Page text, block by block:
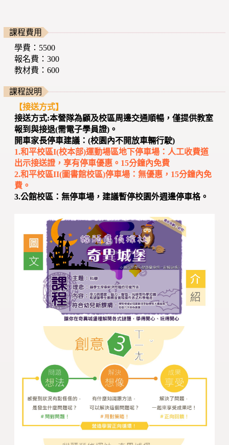
課程費用
學費：5500
報名費：300
教材費：600
課程說明
【接送方式】
接送方式:本營隊為顧及校區周邊交通順暢，僅提供教室
報到與接退(需電子學員證)。
開車家長停車建議：(校園內不開放車輛行駛)
1.和平校區I(校本部)運動場區地下停車場：人工收費道
出示接送證，享有停車優惠。15分鐘內免費
2.和平校區II(圖書館校區)停車場：無優惠，15分鐘內免
費。
3.公館校區：無停車場，建議暫停校園外週邊停車格。